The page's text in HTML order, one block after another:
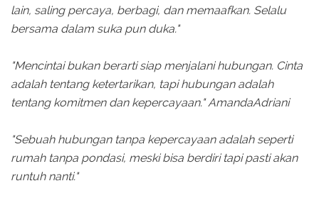
lain, saling percaya, berbagi, dan memaafkan. Selalu
bersama dalam suka pun duka."
"Mencintai bukan berarti siap menjalani hubungan. Cinta
adalah tentang ketertarikan, tapi hubungan adalah
tentang komitmen dan kepercayaan." AmandaAdriani
"Sebuah hubungan tanpa kepercayaan adalah seperti
rumah tanpa pondasi, meski bisa berdiri tapi pasti akan
runtuh nanti."